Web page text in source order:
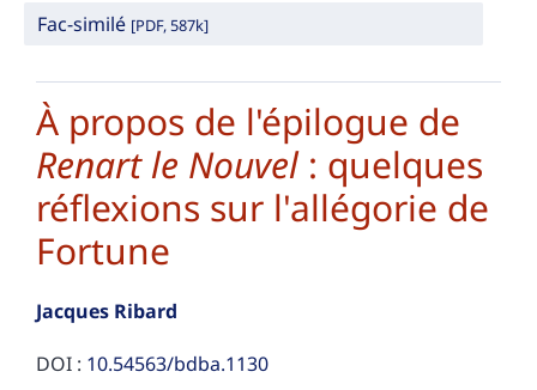
Fac-similé [PDF, 587k]
À propos de l'épilogue de
Renart le Nouvel: quelques
réflexions sur l'allégorie de
Fortune
Jacques Ribard
DOI : 10.54563/bdba.1130